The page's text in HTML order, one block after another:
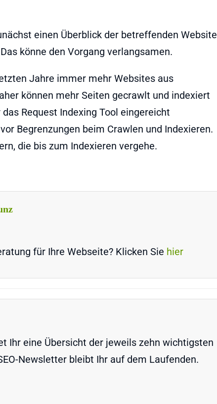
einen Überblick der betreffenden Website
könne den Vorgang verlangsamen.
Jahre immer mehr Websites aus
können mehr Seiten gecrawlt und indexiert
Request Indexing Tool eingereicht
Begrenzungen beim Crawlen und Indexieren.
die bis zum Indexieren vergehe.
für Ihre Webseite? Klicken Sie hier
Ihr eine Übersicht der jeweils zehn wichtigsten
Newsletter bleibt Ihr auf dem Laufenden.